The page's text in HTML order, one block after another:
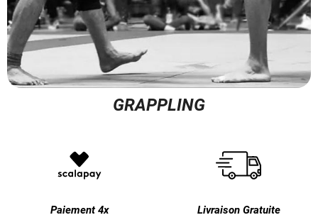
GRAPPLING
Paiement 4x Livraison Gratuite